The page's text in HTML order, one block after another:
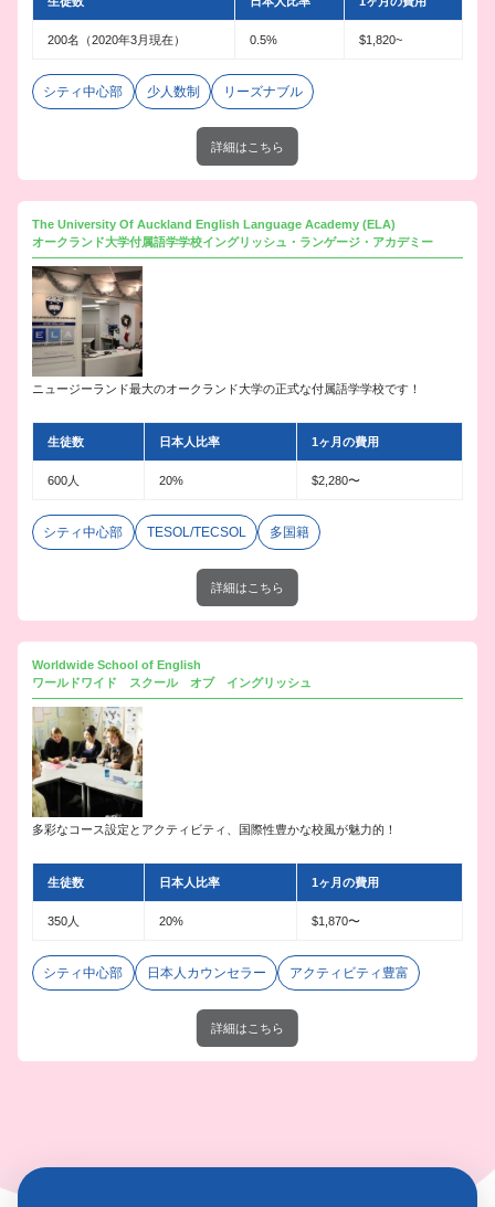
200名（2020年3月現在） 0.5% $1,820~
シティ中心部 少人数制 リーズナブル
詳細はこちら
The University Of Auckland English Language Academy (ELA)
オークランド大学付属語学学校イングリッシュ・ランゲージ・アカデミー
ニュージーランド最大のオークランド大学の正式な付属語学学校です！
生徒数 日本人比率 1ヶ月の費用
600人 20% $2,280〜
シティ中心部 TESOL/TECSOL 多国籍
詳細はこちら
Worldwide School of English
ワールドワイド スクール オブ イングリッシュ
多彩なコース設定とアクティビティ、国際性豊かな校風が魅力的！
生徒数 日本人比率 1ヶ月の費用
350人 20% $1,870〜
シティ中心部 日本人カウンセラー アクティビティ豊富
詳細はこちら